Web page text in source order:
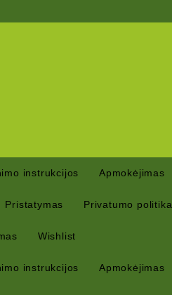
instrukcijos Apmokėjimas
Pristatymas Privatumo politika
Wishlist
instrukcijos Apmokėjimas